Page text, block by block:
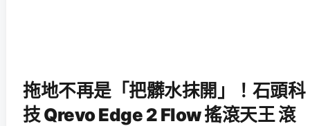
拖地不再是「把髒水抹開」！石頭科
技 Qrevo Edge 2 Flow 搖滾天王 滾